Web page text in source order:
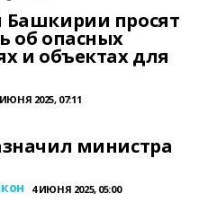
просят
об опасных
и объектах для
2025, 07:11
министра
4 ИЮНЯ 2025, 05:00